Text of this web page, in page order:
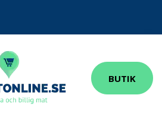
BUTIK